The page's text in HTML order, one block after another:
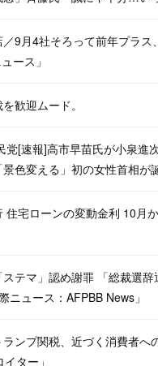
／9月4社そろって前年プラ
ース」
歓迎ムード。
党[速報]高市早苗氏が小泉進
色変える」初の女性首相が
住宅ローンの変動金利 10月
ステマ」認め謝罪 「総裁選
ュース：AFPBB News」
ランプ関税、近づく消費者
ター」